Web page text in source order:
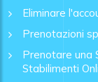
Eliminare
Prenotazioni
Prenotare una
Stabilimenti